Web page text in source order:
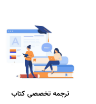
ترجمه تخصصی کتاب